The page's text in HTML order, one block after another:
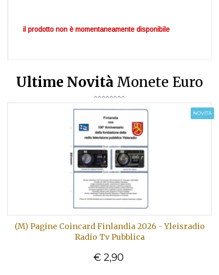
il prodotto non è momentaneamente disponibile
Ultime Novità Monete Euro
NOVITÀ
(M) Pagine Coincard Finlandia 2026 - Yleisradio
Radio Tv Pubblica
€ 2,90